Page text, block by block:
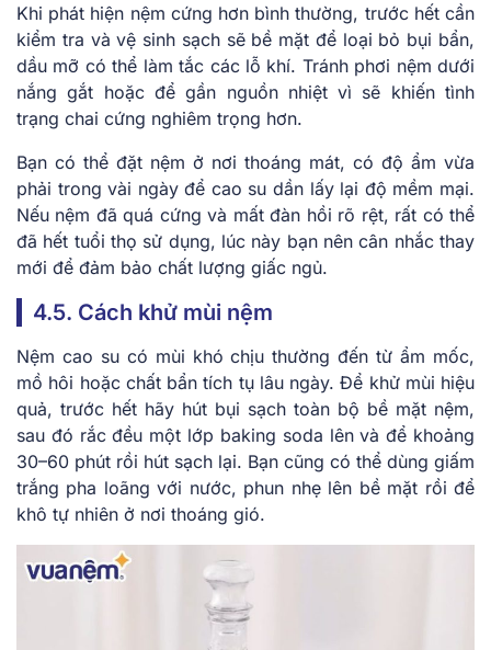
Khi phát hiện nệm cứng hơn bình thường, trước hết cần
kiểm tra và vệ sinh sạch sẽ bề mặt để loại bỏ bụi bẩn,
dầu mỡ có thể làm tắc các lỗ khí. Tránh phơi nệm dưới
nắng gắt hoặc để gần nguồn nhiệt vì sẽ khiến tình
trạng chai cứng nghiêm trọng hơn.
Bạn có thể đặt nệm ở nơi thoáng mát, có độ ẩm vừa
phải trong vài ngày để cao su dần lấy lại độ mềm mại.
Nếu nệm đã quá cứng và mất đàn hồi rõ rệt, rất có thể
đã hết tuổi thọ sử dụng, lúc này bạn nên cân nhắc thay
mới để đảm bảo chất lượng giấc ngủ.
4.5. Cách khử mùi nệm
Nệm cao su có mùi khó chịu thường đến từ ẩm mốc,
mồ hôi hoặc chất bẩn tích tụ lâu ngày. Để khử mùi hiệu
quả, trước hết hãy hút bụi sạch toàn bộ bề mặt nệm,
sau đó rắc đều một lớp baking soda lên và để khoảng
30–60 phút rồi hút sạch lại. Bạn cũng có thể dùng giấm
trắng pha loãng với nước, phun nhẹ lên bề mặt rồi để
khô tự nhiên ở nơi thoáng gió.